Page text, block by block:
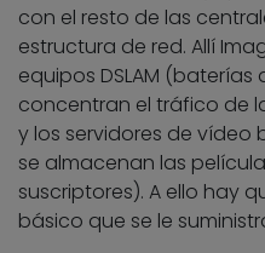
con el resto de las
estructura de red. Allí
equipos DSLAM
concentran el tráfico de
y los servidores de
se almacenan las
suscriptores). A ello hay
básico que se le